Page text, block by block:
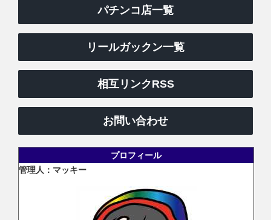
パチンコ店一覧
リールガックン一覧
相互リンクRSS
お問い合わせ
プロフィール
管理人：マッキー